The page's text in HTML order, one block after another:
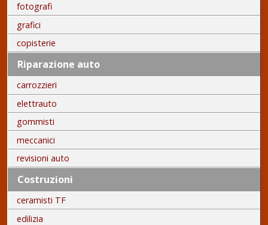
fotografi
grafici
copisterie
Riparazione auto
carrozzieri
elettrauto
gommisti
meccanici
revisioni auto
Costruzioni
ceramisti TF
edilizia